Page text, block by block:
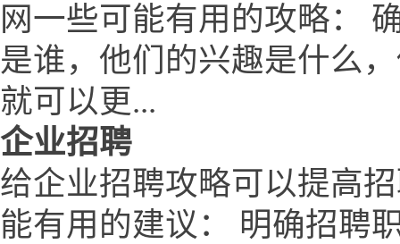
网一些可能有用的攻略：
是谁，他们的兴趣是什么
就可以更...
企业招聘
给企业招聘攻略可以提高
能有用的建议： 明确招聘